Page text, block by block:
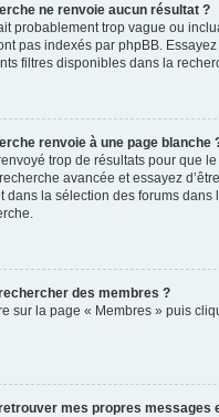
ne renvoie aucun résultat ?
probablement trop vague ou
pas indexés par phpBB. Essayez
filtres disponibles dans la
renvoie à une page blanche
trop de résultats pour que
avancée et essayez
dans la sélection des forums dans
des membres ?
sur la page « Membres » puis
mes propres messages